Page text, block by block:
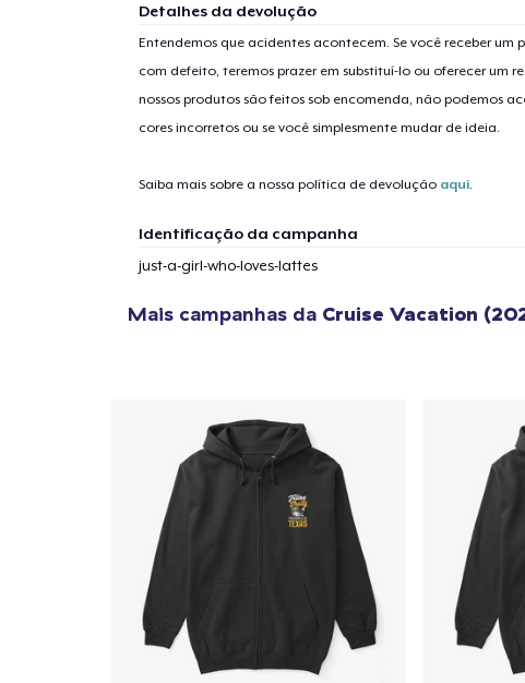
Detalhes da devolução
Entendemos que acidentes acontecem. Se você receber
com defeito, teremos prazer em substituí-lo ou oferecer um
nossos produtos são feitos sob encomenda, não podemos
cores incorretos ou se você simplesmente mudar de ideia.
Saiba mais sobre a nossa política de devolução aqui.
Identificação da campanha
just-a-girl-who-loves-lattes
Mais campanhas da Cruise Vacation
US$
US$